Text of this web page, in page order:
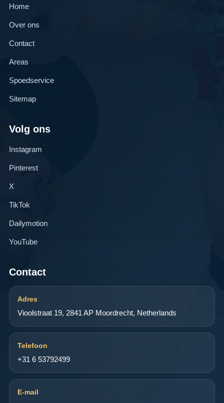
Home
Over ons
Contact
Areas
Spoedservice
Sitemap
Volg ons
Instagram
Pinterest
X
TikTok
Dailymotion
YouTube
Contact
Adres
Vioolstraat 19, 2841 AP Moordrecht, Netherlands
Telefoon
+31 6 53792499
E-mail